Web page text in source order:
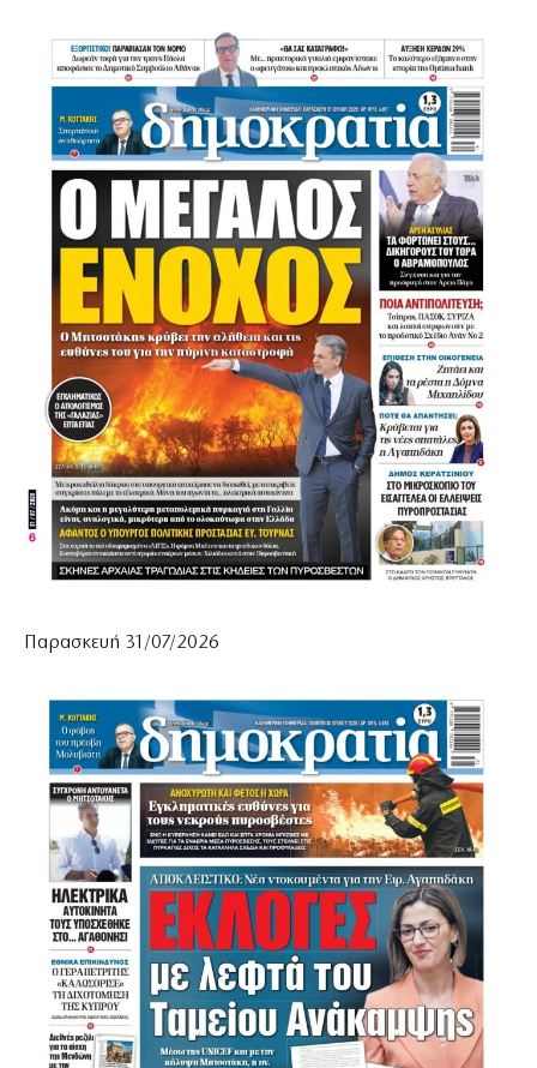
Παρασκευή 31/07/2026